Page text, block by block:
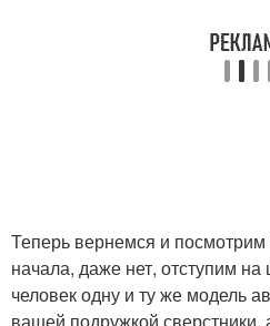
Теперь вернемся и
начала, даже нет, отступим
человек одну и ту же модель